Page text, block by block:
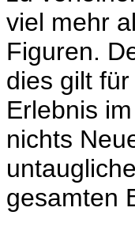
viel mehr
Figuren.
dies gilt
Erlebnis
nichts
gesamten